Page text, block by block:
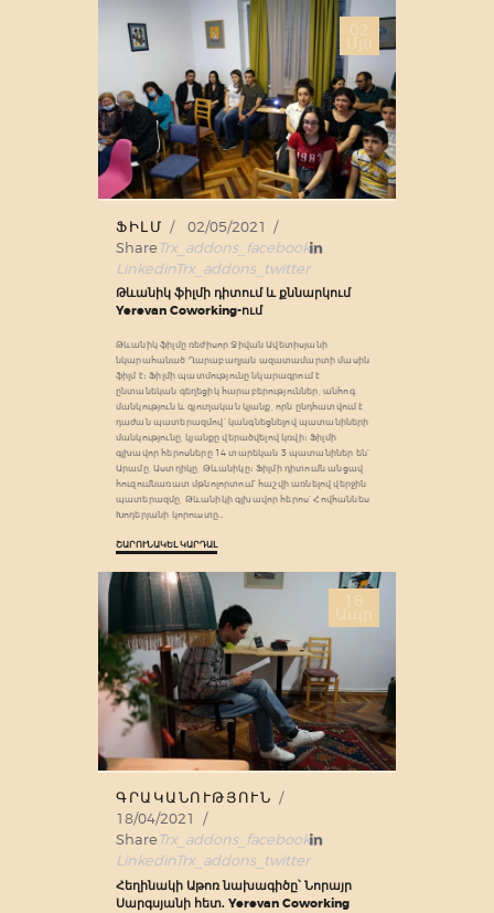
02
Մյս
ՖԻԼՄ
02/05/2021
ShareTrx_addons_facebook
LinkedinTrx_addons_twitter
Թևանիկ ֆիլմի դիտում և քննարկում
Yerevan Coworking-ում
Թևանիկ ֆիլմը ռեժիսոր Ջիվան Ավետիսյանի
նկարահանած Ղարաբաղյան ազատամարտի մասին
ֆիլմ է։ Ֆիլմի պատմությունը նկարագրում է
ընտանեկան գեղեցիկ հարաբերություններ, անհոգ
մանկություն և գյուղական կյանք, որն ընդհատվում է
դաժան պատերազմով՝ կանգնեցնելով պատանիների
մանկությունը, կյանքը վերածվելով կռվի։ Ֆիլմի
գլխավոր հերոսները 14 տարեկան 3 պատանիներ են՝
Արամը, Աստղիկը, Թևանիկը։ Ֆիլմի դիտումն անցավ
հուզումնառատ մթնոլորտում՝ հաշվի առնելով վերջին
պատերազմը, Թևանիկի գլխավոր հերոս՝ Հովհաննես
Խոդերյանի կորուստը…
ՇԱՐՈՒՆԱԿԵԼ ԿԱՐԴԱԼ
18
Ապր
ԳՐԱԿԱՆՈՒԹՅՈՒՆ
18/04/2021
ShareTrx_addons_facebook
LinkedinTrx_addons_twitter
Հեղինակի Աթոռ նախագիծը՝ Նորայր
Սարգսյանի հետ. Yerevan Coworking